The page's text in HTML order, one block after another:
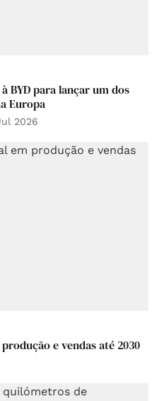
BYD para lançar um dos
Europa
2026
e vendas até 2030